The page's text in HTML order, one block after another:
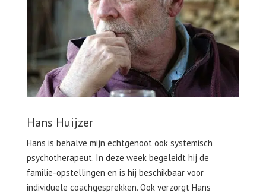
Hans Huijzer
Hans is behalve mijn echtgenoot ook systemisch
psychotherapeut. In deze week begeleidt hij de
familie-opstellingen en is hij beschikbaar voor
individuele coachgesprekken. Ook verzorgt Hans